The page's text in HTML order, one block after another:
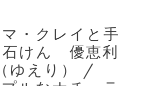
・クレイと手
石けん 優恵利
（ゆえり） /